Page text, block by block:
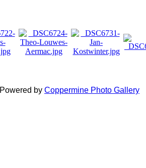
Powered by Coppermine Photo Gallery